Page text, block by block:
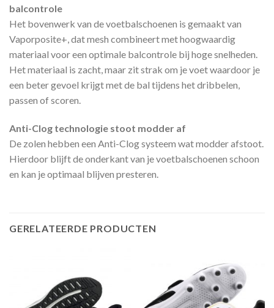
balcontrole
Het bovenwerk van de voetbalschoenen is gemaakt van
Vaporposite+, dat mesh combineert met hoogwaardig
materiaal voor een optimale balcontrole bij hoge snelheden.
Het materiaal is zacht, maar zit strak om je voet waardoor je
een beter gevoel krijgt met de bal tijdens het dribbelen,
passen of scoren.
Anti-Clog technologie stoot modder af
De zolen hebben een Anti-Clog systeem wat modder afstoot.
Hierdoor blijft de onderkant van je voetbalschoenen schoon
en kan je optimaal blijven presteren.
GERELATEERDE PRODUCTEN